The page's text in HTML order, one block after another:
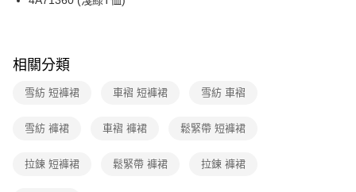
※ 請注意：結帳手續完成當下不需立刻繳費，但若您需要取消訂單，請聯絡
購買商品的店家。未經商家同意取消之訂單仍視為有效，需透過AFTEE先享
※ 交易是否成功請以「AFTEE先享後付 」之結帳頁面顯示為準，若有關於
客戶支援中心」
https://netprotections.freshdesk.com/support/home
１．透過由恩沛科技股份有限公司提供之「AFTEE先享後付」服務完成之交
每筆NT$90，滿NT$3,600(含以上)免運費
付款後7-11取貨
每筆NT$90，滿NT$3,600(含以上)免運費
每筆NT$90，滿NT$3,600(含以上)免運費
相關分類
雪紡 短褲裙 車褶 短褲裙 雪紡 車褶
雪紡 褲裙 車褶 褲裙 鬆緊帶 短褲裙
拉鍊 短褲裙 鬆緊帶 褲裙 拉鍊 褲裙